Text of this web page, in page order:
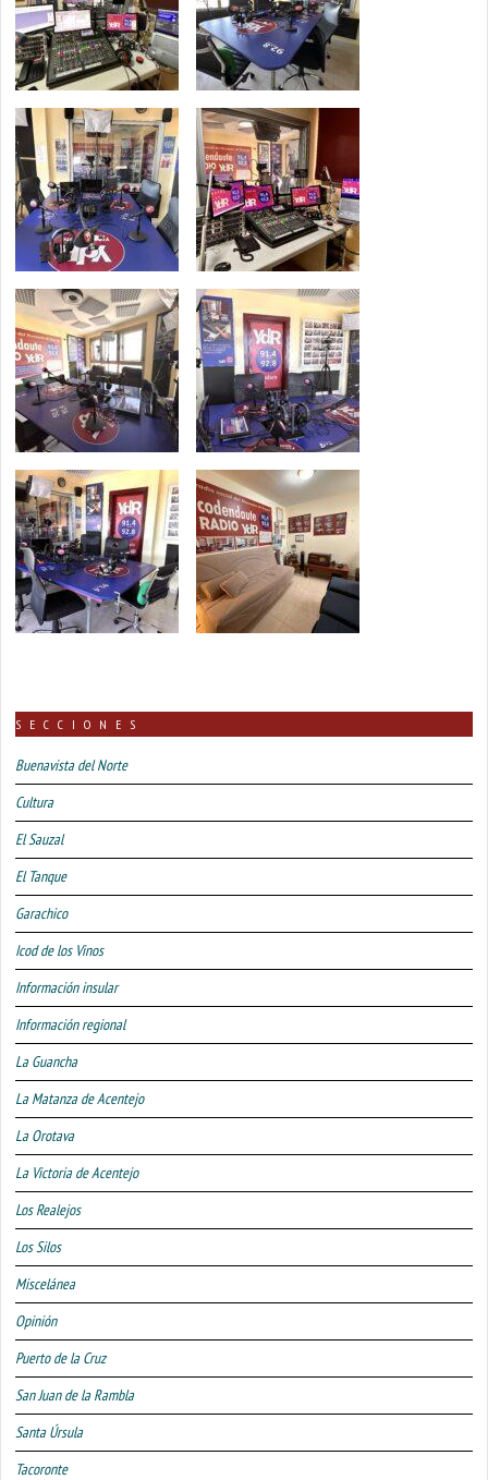
SECCIONES
Buenavista del Norte
Cultura
El Sauzal
El Tanque
Garachico
Icod de los Vinos
Información insular
Información regional
La Guancha
La Matanza de Acentejo
La Orotava
La Victoria de Acentejo
Los Realejos
Los Silos
Miscelánea
Opinión
Puerto de la Cruz
San Juan de la Rambla
Santa Úrsula
Tacoronte